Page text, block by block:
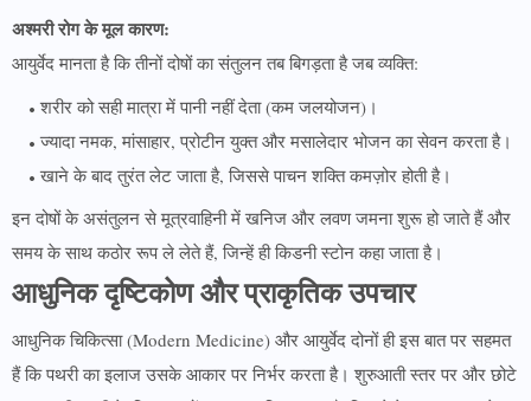
अश्मरी रोग के मूल कारण:
आयुर्वेद मानता है कि तीनों दोषों का संतुलन तब बिगड़ता है जब व्यक्ति:
शरीर को सही मात्रा में पानी नहीं देता (कम जलयोजन)।
ज्यादा नमक, मांसाहार, प्रोटीन युक्त और मसालेदार भोजन का सेवन करता है।
खाने के बाद तुरंत लेट जाता है, जिससे पाचन शक्ति कमज़ोर होती है।
इन दोषों के असंतुलन से मूत्रवाहिनी में खनिज और लवण जमना शुरू हो जाते हैं और
समय के साथ कठोर रूप ले लेते हैं, जिन्हें ही किडनी स्टोन कहा जाता है।
आधुनिक दृष्टिकोण और प्राकृतिक उपचार
आधुनिक चिकित्सा (Modern Medicine) और आयुर्वेद दोनों ही इस बात पर सहमत
हैं कि पथरी का इलाज उसके आकार पर निर्भर करता है। शुरुआती स्तर पर और छोटे